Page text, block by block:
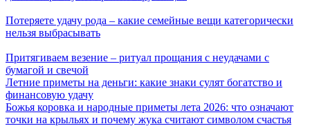
Потеряете удачу рода – какие семейные вещи категорически
нельзя выбрасывать
Притягиваем везение – ритуал прощания с неудачами с
бумагой и свечой
Летние приметы на деньги: какие знаки сулят богатство и
финансовую удачу
Божья коровка и народные приметы лета 2026: что означают
точки на крыльях и почему жука считают символом счастья